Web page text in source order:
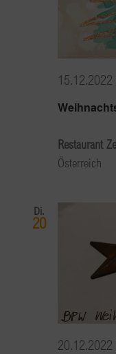
Restaurant
Österreich
Di.
20